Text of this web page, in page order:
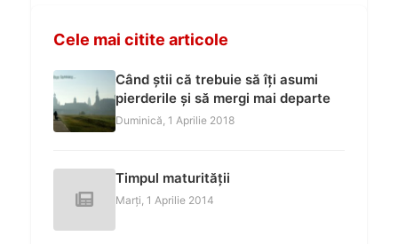
Cele mai citite articole
Când știi că trebuie să îți asumi
pierderile și să mergi mai departe
Duminică, 1 Aprilie 2018
Timpul maturității
Marți, 1 Aprilie 2014